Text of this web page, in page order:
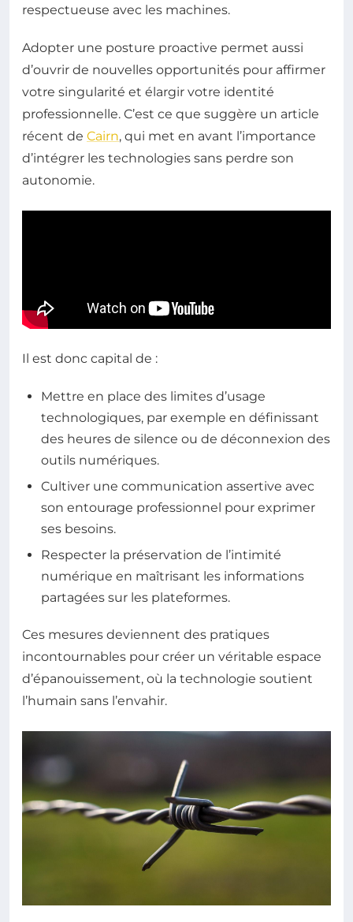
respectueuse avec les machines.
Adopter une posture proactive permet aussi
d’ouvrir de nouvelles opportunités pour affirmer
votre singularité et élargir votre identité
professionnelle. C’est ce que suggère un article
récent de Cairn, qui met en avant l’importance
d’intégrer les technologies sans perdre son
autonomie.
Il est donc capital de :
Mettre en place des limites d’usage
technologiques, par exemple en définissant
des heures de silence ou de déconnexion des
outils numériques.
Cultiver une communication assertive avec
son entourage professionnel pour exprimer
ses besoins.
Respecter la préservation de l’intimité
numérique en maîtrisant les informations
partagées sur les plateformes.
Ces mesures deviennent des pratiques
incontournables pour créer un véritable espace
d’épanouissement, où la technologie soutient
l’humain sans l’envahir.